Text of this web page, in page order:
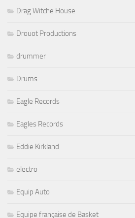
Drag Witche House
Drouot Productions
drummer
Drums
Eagle Records
Eagles Records
Eddie Kirkland
electro
Equip Auto
Equipe française de Basket